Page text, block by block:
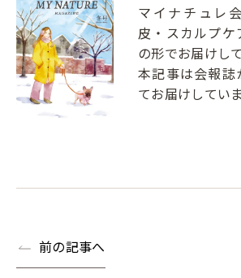
マイナチュレ
皮・スカルプ
の形でお届けし
本記事は会報誌
てお届けしていま
前の記事へ